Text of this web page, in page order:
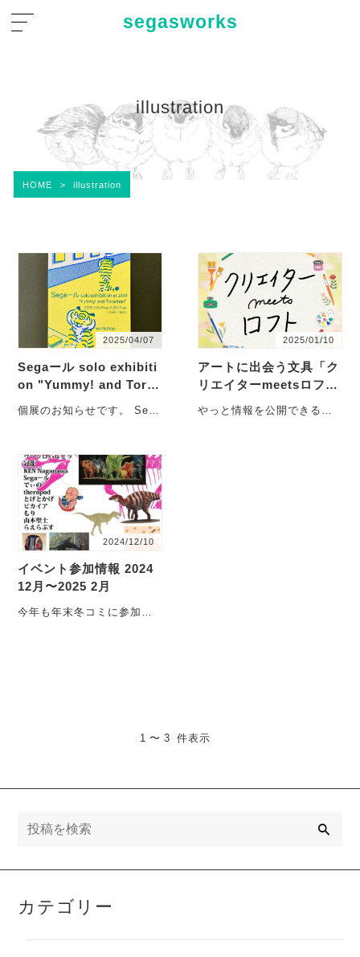
segasworks
illustration
HOME > illustration
2025/04/07
Segaール solo exhibiti
on "Yummy! and Torac
han"
個展のお知らせです。 Sega
2025/01/10
アートに出会う文具「ク
リエイターmeetsロフト
2025」
やっと情報を公開できるよ
2024/12/10
イベント参加情報 2024
12月〜2025 2月
今年も年末冬コミに参加で
1 〜 3 件表示
カテゴリー